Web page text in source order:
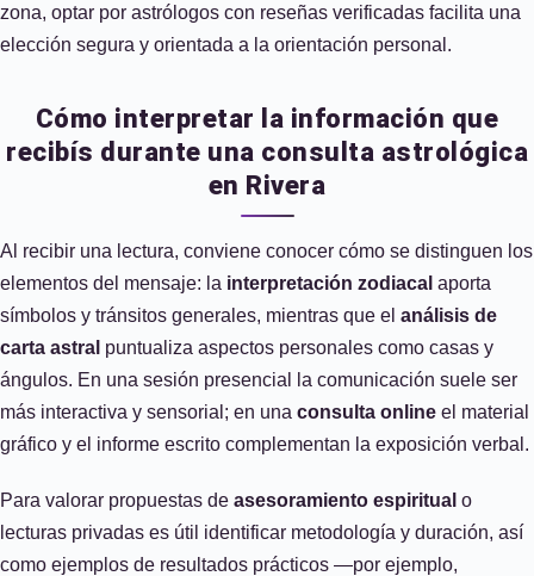
zona, optar por astrólogos con reseñas verificadas facilita una
elección segura y orientada a la orientación personal.
Cómo interpretar la información que
recibís durante una consulta astrológica
en Rivera
Al recibir una lectura, conviene conocer cómo se distinguen los
elementos del mensaje: la interpretación zodiacal aporta
símbolos y tránsitos generales, mientras que el análisis de
carta astral puntualiza aspectos personales como casas y
ángulos. En una sesión presencial la comunicación suele ser
más interactiva y sensorial; en una consulta online el material
gráfico y el informe escrito complementan la exposición verbal.
Para valorar propuestas de asesoramiento espiritual o
lecturas privadas es útil identificar metodología y duración, así
como ejemplos de resultados prácticos —por ejemplo,